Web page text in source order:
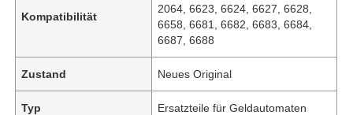
Kompatibilität
2064, 6623, 6624, 6627, 6628,
6658, 6681, 6682, 6683, 6684,
6687, 6688
Zustand Neues Original
Typ Ersatzteile für Geldautomaten